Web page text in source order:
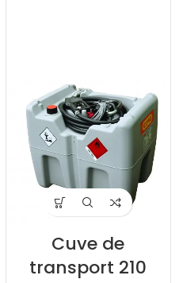
Cuve de
transport 210